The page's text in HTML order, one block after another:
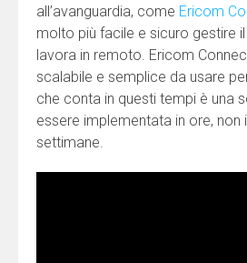
all’avanguardia, come Ericom
molto più facile e sicuro gestire
lavora in remoto. Ericom
scalabile e semplice da usare
che conta in questi tempi è una
essere implementata in ore, non
settimane.